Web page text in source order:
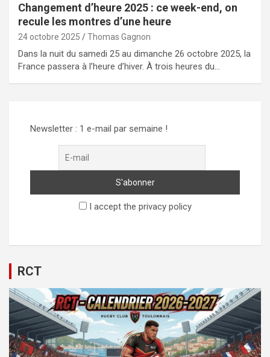
Changement d’heure 2025 : ce week-end, on
recule les montres d’une heure
24 octobre 2025 Thomas Gagnon
Dans la nuit du samedi 25 au dimanche 26 octobre 2025, la
France passera à l’heure d’hiver. À trois heures du…
Newsletter : 1 e-mail par semaine !
I accept the privacy policy
RCT